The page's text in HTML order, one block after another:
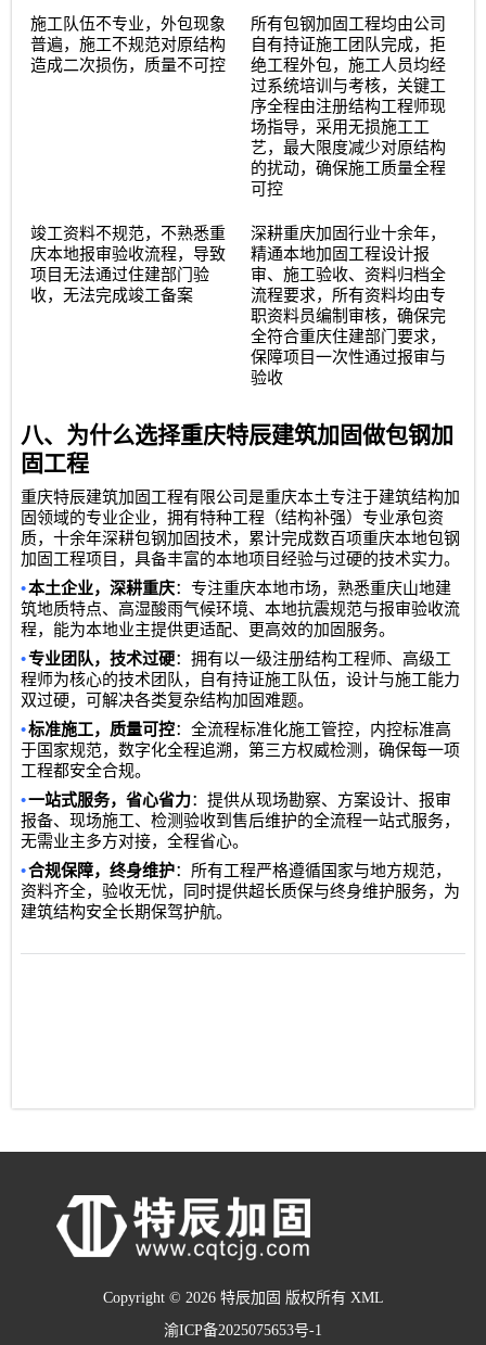
施工队伍不专业，外包现象
普遍，施工不规范对原结构
造成二次损伤，质量不可控
所有包钢加固工程均由公司
自有持证施工团队完成，拒
绝工程外包，施工人员均经
过系统培训与考核，关键工
序全程由注册结构工程师现
场指导，采用无损施工工
艺，最大限度减少对原结构
的扰动，确保施工质量全程
可控
竣工资料不规范，不熟悉重
庆本地报审验收流程，导致
项目无法通过住建部门验
收，无法完成竣工备案
深耕重庆加固行业十余年，
精通本地加固工程设计报
审、施工验收、资料归档全
流程要求，所有资料均由专
职资料员编制审核，确保完
全符合重庆住建部门要求，
保障项目一次性通过报审与
验收
八、为什么选择重庆特辰建筑加固做包钢加
固工程
重庆特辰建筑加固工程有限公司是重庆本土专注于建筑结构加
固领域的专业企业，拥有特种工程（结构补强）专业承包资
质，十余年深耕包钢加固技术，累计完成数百项重庆本地包钢
加固工程项目，具备丰富的本地项目经验与过硬的技术实力。
•本土企业，深耕重庆：专注重庆本地市场，熟悉重庆山地建
筑地质特点、高湿酸雨气候环境、本地抗震规范与报审验收流
程，能为本地业主提供更适配、更高效的加固服务。
•专业团队，技术过硬：拥有以一级注册结构工程师、高级工
程师为核心的技术团队，自有持证施工队伍，设计与施工能力
双过硬，可解决各类复杂结构加固难题。
•标准施工，质量可控：全流程标准化施工管控，内控标准高
于国家规范，数字化全程追溯，第三方权威检测，确保每一项
工程都安全合规。
•一站式服务，省心省力：提供从现场勘察、方案设计、报审
报备、现场施工、检测验收到售后维护的全流程一站式服务，
无需业主多方对接，全程省心。
•合规保障，终身维护：所有工程严格遵循国家与地方规范，
资料齐全，验收无忧，同时提供超长质保与终身维护服务，为
建筑结构安全长期保驾护航。
Copyright © 2026 特辰加固 版权所有 XML
渝ICP备2025075653号-1